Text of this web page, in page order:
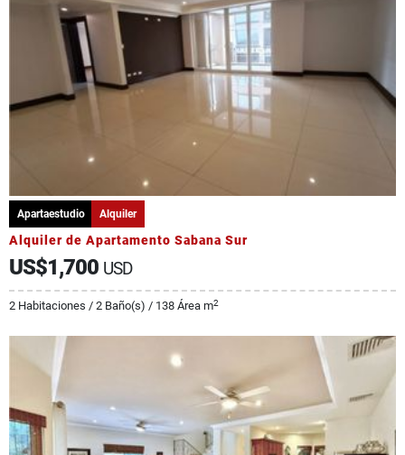
Apartaestudio Alquiler
Alquiler de Apartamento Sabana Sur
US$1,700 USD
2 Habitaciones / 2 Baño(s) / 138 Área m2